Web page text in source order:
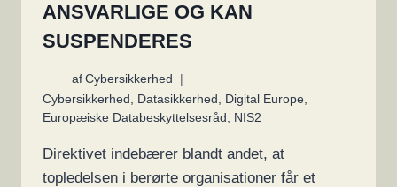
ANSVARLIGE OG KAN
SUSPENDERES
af Cybersikkerhed
Cybersikkerhed
Datasikkerhed Digital Europe
Europæiske Databeskyttelsesråd
NIS2
Direktivet indebærer blandt andet, at
topledelsen i berørte organisationer får et